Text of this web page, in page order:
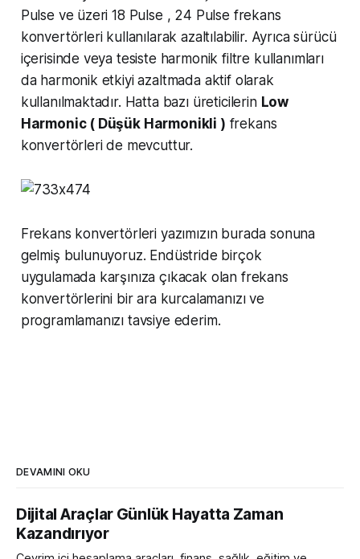
Pulse ve üzeri 18 Pulse , 24 Pulse frekans
konvertörleri kullanılarak azaltılabilir. Ayrıca sürücü
içerisinde veya tesiste harmonik filtre kullanımları
da harmonik etkiyi azaltmada aktif olarak
kullanılmaktadır. Hatta bazı üreticilerin Low
Harmonic ( Düşük Harmonikli ) frekans
konvertörleri de mevcuttur.
Frekans konvertörleri yazımızın burada sonuna
gelmiş bulunuyoruz. Endüstride birçok
uygulamada karşınıza çıkacak olan frekans
konvertörlerini bir ara kurcalamanızı ve
programlamanızı tavsiye ederim.
DEVAMINI OKU
Dijital Araçlar Günlük Hayatta Zaman
Kazandırıyor